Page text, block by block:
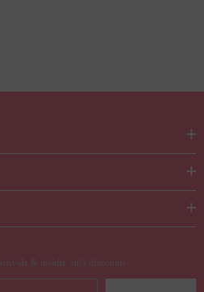
& insider only discounts